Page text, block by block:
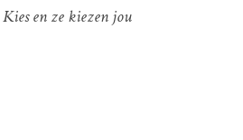
Kies en ze kiezen jou